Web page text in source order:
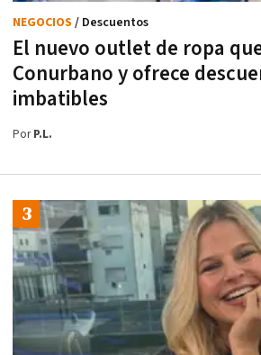
El nuevo outlet de ropa
Conurbano y ofrece
imbatibles
NEGOCIOS / Descuentos
PorP.L.